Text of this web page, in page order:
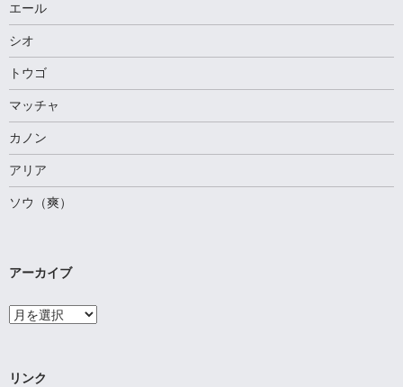
エール
シオ
トウゴ
マッチャ
カノン
アリア
ソウ（爽）
アーカイブ
ア
ー
ブ
リンク